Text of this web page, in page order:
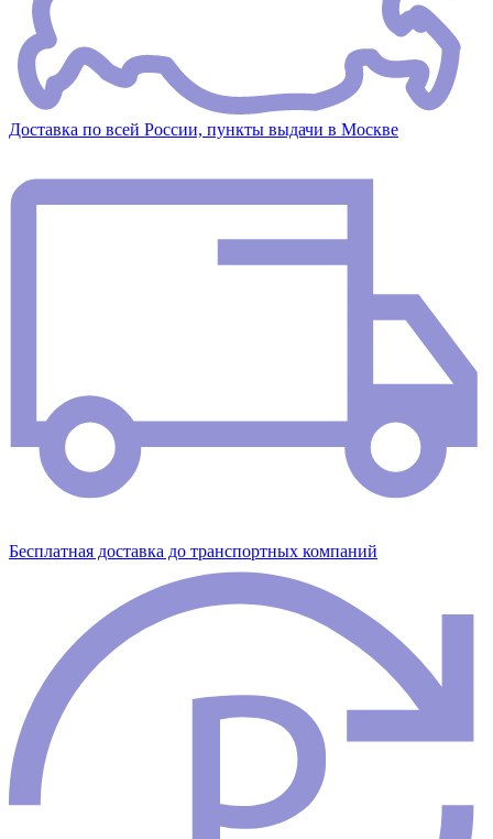
Доставка по всей России, пункты выдачи в Москве
Бесплатная доставка до транспортных компаний